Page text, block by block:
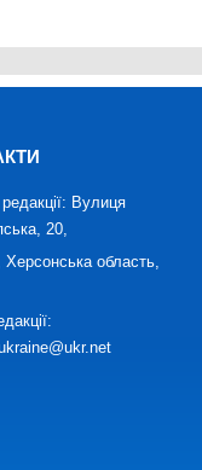
Вулиця
20,
область,